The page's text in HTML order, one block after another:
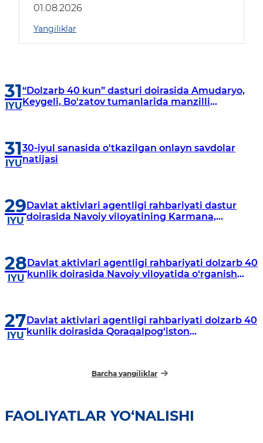
borildi
01.08.2026
Yangiliklar
31
IYU
“Dolzarb 40 kun” dasturi doirasida Amudaryo,
Keygeli, Bo'zatov tumanlarida manzilli
31
IYU
30-iyul sanasida o'tkazilgan onlayn savdolar
natijasi
29
IYU
Davlat aktivlari agentligi rahbariyati dastur
doirasida Navoiy viloyatining Karmana,
28
IYU
Davlat aktivlari agentligi rahbariyati dolzarb 40
kunlik doirasida Navoiy viloyatida o‘rganish
27
IYU
Davlat aktivlari agentligi rahbariyati dolzarb 40
kunlik doirasida Qoraqalpog‘iston
Barcha yangiliklar
FAOLIYATLAR YO‘NALISHI